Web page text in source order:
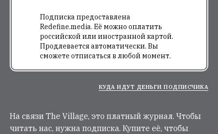
Подписка предоставлена
Redefine.media. Её можно оплатить
российской или иностранной картой.
Продлевается автоматически. Вы
сможете отписаться в любой момент.
КУДА ИДУТ ДЕНЬГИ ПОДПИСЧИКА
На связи The Village, это платный журнал. Чтобы
читать нас, нужна подписка. Купите её, чтобы